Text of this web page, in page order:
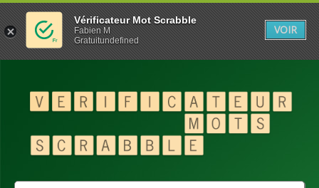
Vérificateur Mot Scrabble
Fabien M
Gratuitundefined
VOIR